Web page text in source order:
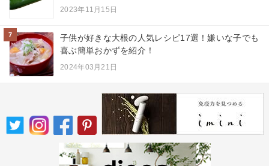
2023年11月15日
7
子供が好きな大根の人気レシピ17選！嫌いな子でも
喜ぶ簡単おかずを紹介！
2024年03月21日